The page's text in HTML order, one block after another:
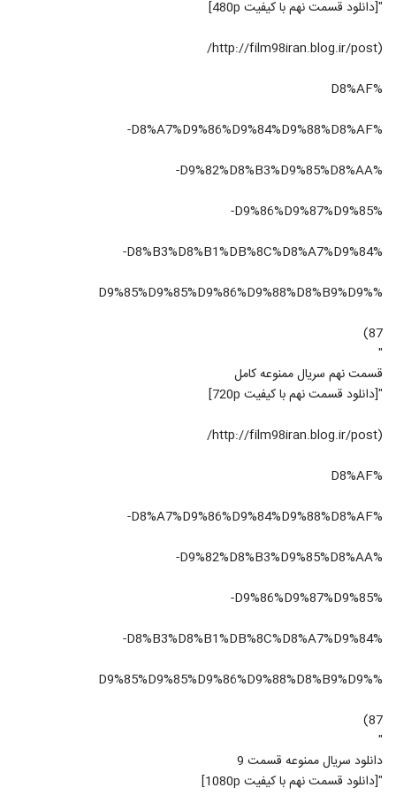
"[دانلود قسمت نهم با کیفیت 480p]
(http://film98iran.blog.ir/post/
%D8%AF
%D8%A7%D9%86%D9%84%D9%88%D8%AF-
%D9%82%D8%B3%D9%85%D8%AA-
%D9%86%D9%87%D9%85-
%D8%B3%D8%B1%DB%8C%D8%A7%D9%84-
%D9%85%D9%85%D9%86%D9%88%D8%B9%D9%
87)
"
قسمت نهم سریال ممنوعه کامل
"[دانلود قسمت نهم با کیفیت 720p]
(http://film98iran.blog.ir/post/
%D8%AF
%D8%A7%D9%86%D9%84%D9%88%D8%AF-
%D9%82%D8%B3%D9%85%D8%AA-
%D9%86%D9%87%D9%85-
%D8%B3%D8%B1%DB%8C%D8%A7%D9%84-
%D9%85%D9%85%D9%86%D9%88%D8%B9%D9%
87)
"
دانلود سریال ممنوعه قسمت 9
"[دانلود قسمت نهم با کیفیت 1080p]